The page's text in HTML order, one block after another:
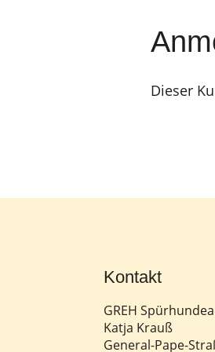
Dieser
Kontakt
GREH
Katja Krauß
General-Pape-